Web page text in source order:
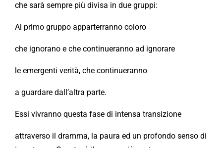
che sarà sempre più divisa in due gruppi:
Al primo gruppo apparterranno coloro
che ignorano e che continueranno ad ignorare
le emergenti verità, che continueranno
a guardare dall’altra parte.
Essi vivranno questa fase di intensa transizione
attraverso il dramma, la paura ed un profondo senso di